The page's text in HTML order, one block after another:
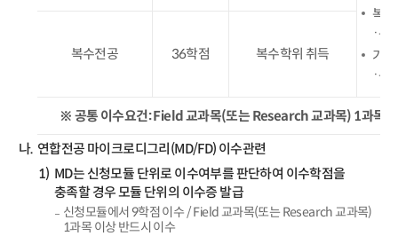
복
·부
기
·부
복수전공 36학점 복수학위 취득
※ 공통 이수요건: Field 교과목(또는 Research 교과목) 1과목
연합전공 마이크로디그리(MD/FD) 이수관련
MD는 신청모듈 단위로 이수여부를 판단하여 이수학점을
충족할 경우 모듈 단위의 이수증 발급
신청모듈에서 9학점 이수 / Field 교과목(또는 Research 교과목)
1과목 이상 반드시 이수